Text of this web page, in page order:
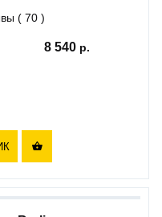
( 70 )
8 540
